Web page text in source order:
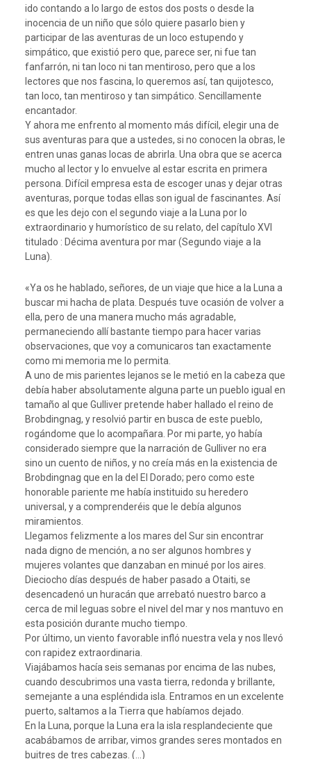
ido contando a lo largo de estos dos posts o desde la
inocencia de un niño que sólo quiere pasarlo bien y
participar de las aventuras de un loco estupendo y
simpático, que existió pero que, parece ser, ni fue tan
fanfarrón, ni tan loco ni tan mentiroso, pero que a los
lectores que nos fascina, lo queremos así, tan quijotesco,
tan loco, tan mentiroso y tan simpático. Sencillamente
encantador.
Y ahora me enfrento al momento más difícil, elegir una de
sus aventuras para que a ustedes, si no conocen la obras, le
entren unas ganas locas de abrirla. Una obra que se acerca
mucho al lector y lo envuelve al estar escrita en primera
persona. Difícil empresa esta de escoger unas y dejar otras
aventuras, porque todas ellas son igual de fascinantes. Así
es que les dejo con el segundo viaje a la Luna por lo
extraordinario y humorístico de su relato, del capítulo XVI
titulado : Décima aventura por mar (Segundo viaje a la
Luna).
«Ya os he hablado, señores, de un viaje que hice a la Luna a
buscar mi hacha de plata. Después tuve ocasión de volver a
ella, pero de una manera mucho más agradable,
permaneciendo allí bastante tiempo para hacer varias
observaciones, que voy a comunicaros tan exactamente
como mi memoria me lo permita.
A uno de mis parientes lejanos se le metió en la cabeza que
debía haber absolutamente alguna parte un pueblo igual en
tamaño al que Gulliver pretende haber hallado el reino de
Brobdingnag, y resolvió partir en busca de este pueblo,
rogándome que lo acompañara. Por mi parte, yo había
considerado siempre que la narración de Gulliver no era
sino un cuento de niños, y no creía más en la existencia de
Brobdingnag que en la del El Dorado; pero como este
honorable pariente me había instituido su heredero
universal, y a comprenderéis que le debía algunos
miramientos.
Llegamos felizmente a los mares del Sur sin encontrar
nada digno de mención, a no ser algunos hombres y
mujeres volantes que danzaban en minué por los aires.
Dieciocho días después de haber pasado a Otaiti, se
desencadenó un huracán que arrebató nuestro barco a
cerca de mil leguas sobre el nivel del mar y nos mantuvo en
esta posición durante mucho tiempo.
Por último, un viento favorable infló nuestra vela y nos llevó
con rapidez extraordinaria.
Viajábamos hacía seis semanas por encima de las nubes,
cuando descubrimos una vasta tierra, redonda y brillante,
semejante a una espléndida isla. Entramos en un excelente
puerto, saltamos a la Tierra que habíamos dejado.
En la Luna, porque la Luna era la isla resplandeciente que
acabábamos de arribar, vimos grandes seres montados en
buitres de tres cabezas. (…)